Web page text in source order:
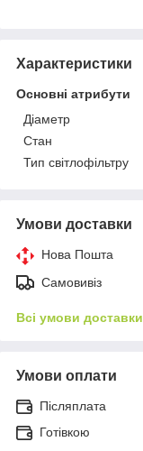
Характеристики
Основні атрибути
Діаметр
Стан
Тип світлофільтру
Умови доставки
Нова Пошта
Самовивіз
Всі умови доставки
Умови оплати
Післяплата
Готівкою